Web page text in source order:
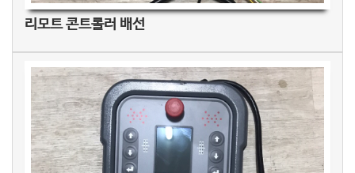
리모트 콘트롤러 배선